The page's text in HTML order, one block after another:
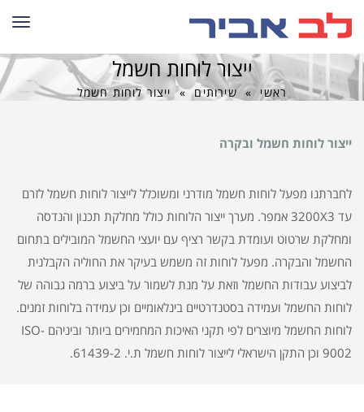
ייצור לוחות חשמל
ראשי » שירותים » ייצור לוחות חשמל
ייצור לוחות חשמל ובקרה
לחברתנו מפעל לוחות חשמל מודרני ומשוכלל לייצור לוחות חשמל לזרם
עד 3200X3 אמפר. מערך ייצור הלוחות כולל מחלקת תכנון והנדסה
ומחלקת שרטוט ועומדת בקשר רציף עם יועצי החשמל המובילים בתחום
החשמל והבקרה. מפעל לוחות זה משמש בעיקר את החוליה הקבלנית
לביצוע עבודות החשמל וזאת על מנת לשמור על ביצוע ברמה גבוהה של
לוחות החשמל ועמידה בסטנדרטיים בינלאומיים וכן עמידה בלוחות זמנים.
לוחות החשמל מיוצרים לפי תקני האיכות המחמירים ביותר וביניהם ISO-
9002 וכן התקן הישראלי לייצור לוחות חשמל ת.י. 61439-2.